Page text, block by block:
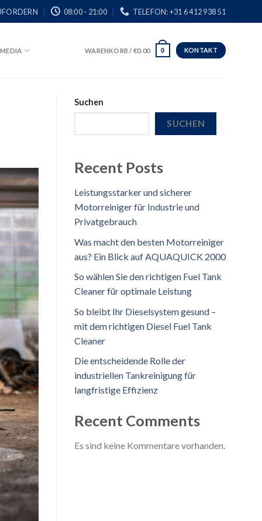
08:00 - 21:00 TELEFON: +31 6 412 938 51
MEDIA WARENKORB /€0.00 0 KONTAKT
Suchen
SUCHEN
Recent Posts
Leistungsstarker und sicherer
Motorreiniger für Industrie und
Privatgebrauch
Was macht den besten Motorreiniger
aus? Ein Blick auf AQUAQUICK 2000
So wählen Sie den richtigen Fuel Tank
Cleaner für optimale Leistung
So bleibt Ihr Dieselsystem gesund –
mit dem richtigen Diesel Fuel Tank
Cleaner
Die entscheidende Rolle der
industriellen Tankreinigung für
langfristige Effizienz
Recent Comments
Es sind keine Kommentare vorhanden.